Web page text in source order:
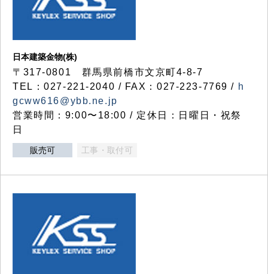
日本建築金物(株)
〒317‐0801 群馬県前橋市文京町4-8-7
TEL：027-221-2040 / FAX：027-223-7769 / h
gcww616@ybb.ne.jp
営業時間：9:00〜18:00 / 定休日：日曜日・祝祭
日
販売可 工事・取付可